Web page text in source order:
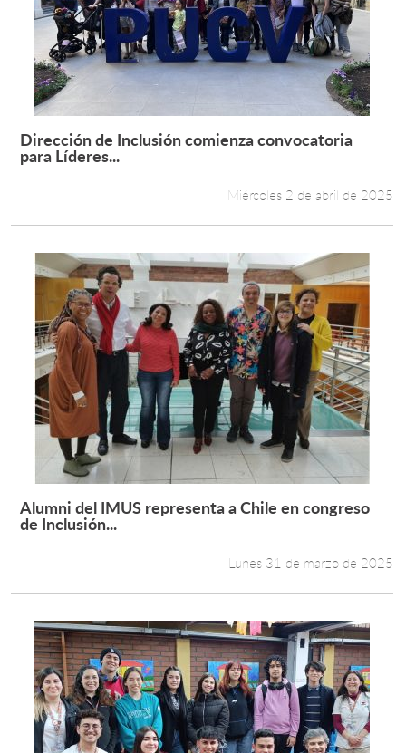
Leer más +
Dirección de Inclusión comienza convocatoria
para Líderes...
Miércoles 2 de abril de 2025
Leer más +
Alumni del IMUS representa a Chile en congreso
de Inclusión...
Lunes 31 de marzo de 2025